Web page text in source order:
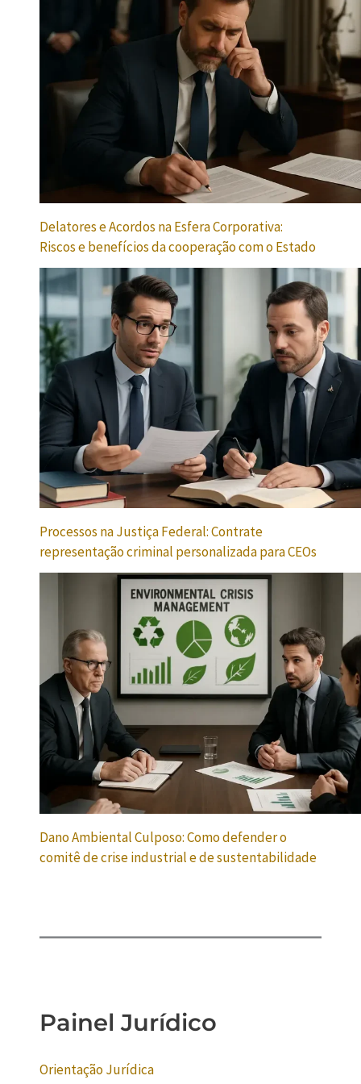
Delatores e Acordos na Esfera Corporativa:
Riscos e benefícios da cooperação com o Estado
Processos na Justiça Federal: Contrate
representação criminal personalizada para CEOs
Dano Ambiental Culposo: Como defender o
comitê de crise industrial e de sustentabilidade
Painel Jurídico
Orientação Jurídica